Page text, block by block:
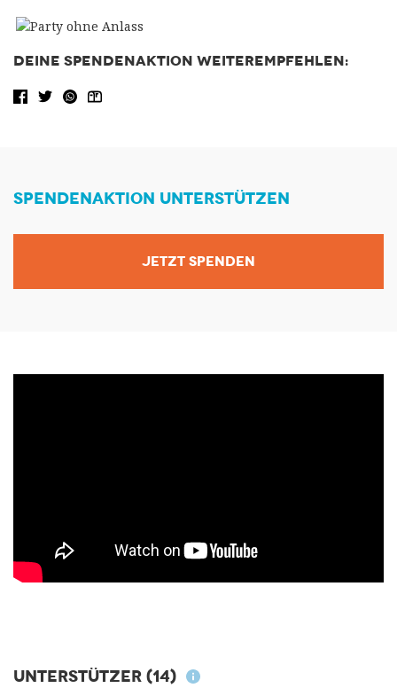
DEINE SPENDENAKTION WEITEREMPFEHLEN:
Facebook share
SPENDENAKTION UNTERSTÜTZEN
JETZT SPENDEN
Unterstützer (14)